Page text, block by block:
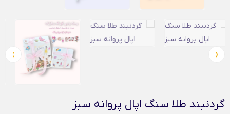
‹
›
گردنبند طلا سنگ اپال پروانه سبز